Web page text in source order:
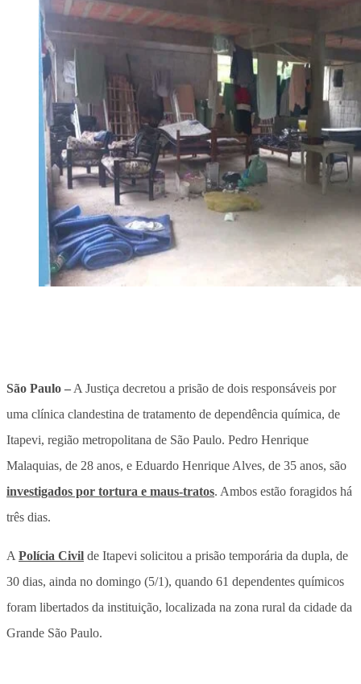
São Paulo – A Justiça decretou a prisão de dois responsáveis por
uma clínica clandestina de tratamento de dependência química, de
Itapevi, região metropolitana de São Paulo. Pedro Henrique
Malaquias, de 28 anos, e Eduardo Henrique Alves, de 35 anos, são
investigados por tortura e maus-tratos. Ambos estão foragidos há
três dias.
A Polícia Civil de Itapevi solicitou a prisão temporária da dupla, de
30 dias, ainda no domingo (5/1), quando 61 dependentes químicos
foram libertados da instituição, localizada na zona rural da cidade da
Grande São Paulo.